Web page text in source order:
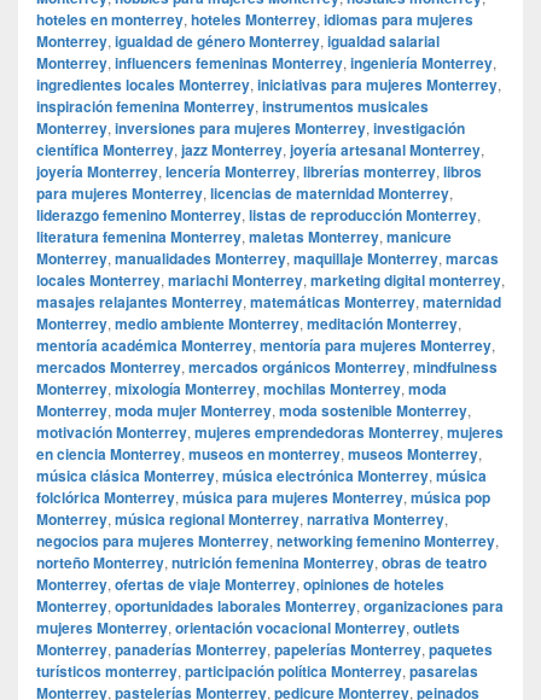
hoteles en monterrey, hoteles Monterrey, idiomas para mujeres
Monterrey, igualdad de género Monterrey, igualdad salarial
Monterrey, influencers femeninas Monterrey, ingeniería Monterrey,
ingredientes locales Monterrey, iniciativas para mujeres Monterrey,
inspiración femenina Monterrey, instrumentos musicales
Monterrey, inversiones para mujeres Monterrey, investigación
científica Monterrey, jazz Monterrey, joyería artesanal Monterrey,
joyería Monterrey, lencería Monterrey, librerías monterrey, libros
para mujeres Monterrey, licencias de maternidad Monterrey,
liderazgo femenino Monterrey, listas de reproducción Monterrey,
literatura femenina Monterrey, maletas Monterrey, manicure
Monterrey, manualidades Monterrey, maquillaje Monterrey, marcas
locales Monterrey, mariachi Monterrey, marketing digital monterrey,
masajes relajantes Monterrey, matemáticas Monterrey, maternidad
Monterrey, medio ambiente Monterrey, meditación Monterrey,
mentoría académica Monterrey, mentoría para mujeres Monterrey,
mercados Monterrey, mercados orgánicos Monterrey, mindfulness
Monterrey, mixología Monterrey, mochilas Monterrey, moda
Monterrey, moda mujer Monterrey, moda sostenible Monterrey,
motivación Monterrey, mujeres emprendedoras Monterrey, mujeres
en ciencia Monterrey, museos en monterrey, museos Monterrey,
música clásica Monterrey, música electrónica Monterrey, música
folclórica Monterrey, música para mujeres Monterrey, música pop
Monterrey, música regional Monterrey, narrativa Monterrey,
negocios para mujeres Monterrey, networking femenino Monterrey,
norteño Monterrey, nutrición femenina Monterrey, obras de teatro
Monterrey, ofertas de viaje Monterrey, opiniones de hoteles
Monterrey, oportunidades laborales Monterrey, organizaciones para
mujeres Monterrey, orientación vocacional Monterrey, outlets
Monterrey, panaderías Monterrey, papelerías Monterrey, paquetes
turísticos monterrey, participación política Monterrey, pasarelas
Monterrey, pastelerías Monterrey, pedicure Monterrey, peinados